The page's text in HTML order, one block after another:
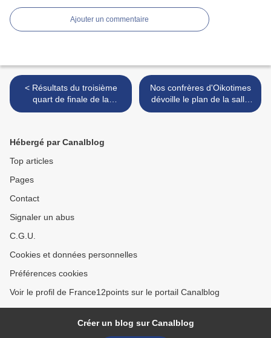
Ajouter un commentaire
< Résultats du troisième
quart de finale de la
présélection Lituanienne : 6
Nos confrères d'Oikotimes
dévoille le plan de la salle
pour l'Eurovsion 2017 ! >
Hébergé par Canalblog
Top articles
Pages
Contact
Signaler un abus
C.G.U.
Cookies et données personnelles
Préférences cookies
Voir le profil de France12points sur le portail Canalblog
Créer un blog sur Canalblog